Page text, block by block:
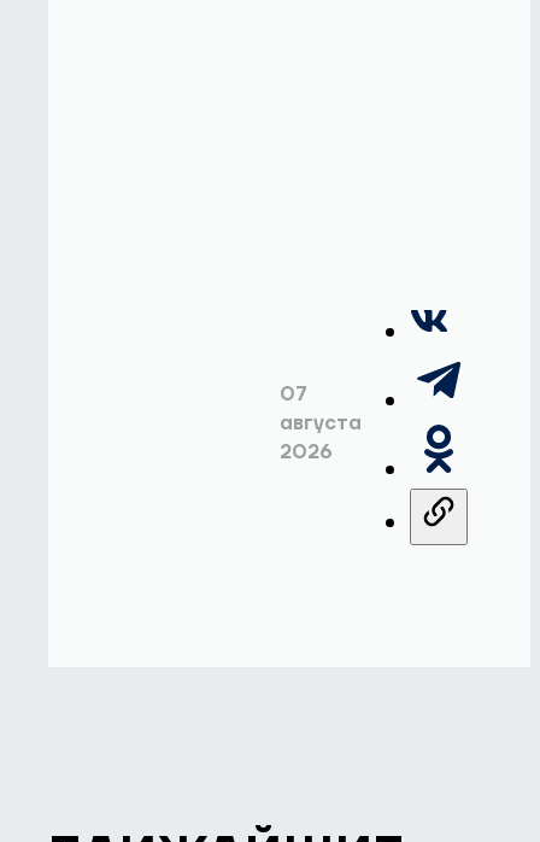
07
августа
2026